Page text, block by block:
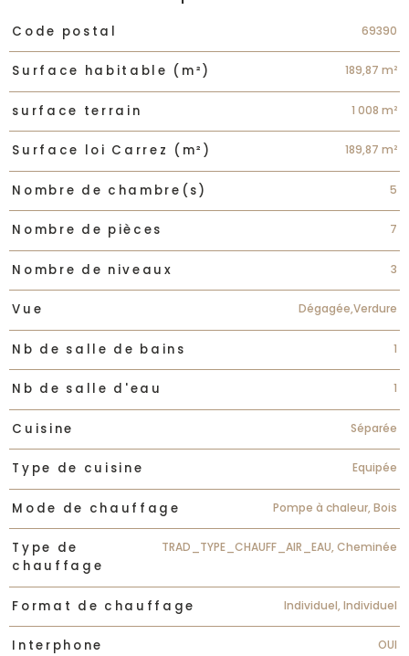
Caractéristiques Valeurs
Code postal 69390
Surface habitable (m²) 189,87 m²
surface terrain 1 008 m²
Surface loi Carrez (m²) 189,87 m²
Nombre de chambre(s) 5
Nombre de pièces 7
Nombre de niveaux 3
Vue Dégagée,Verdure
Nb de salle de bains 1
Nb de salle d'eau 1
Cuisine Séparée
Type de cuisine Equipée
Mode de chauffage Pompe à chaleur, Bois
Type de
chauffage
TRAD_TYPE_CHAUFF_AIR_EAU, Cheminée
Format de chauffage Individuel, Individuel
Interphone OUI